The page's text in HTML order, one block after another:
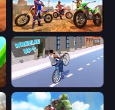
Bike Stunts Race Bike Games 3D
Wheelie Up